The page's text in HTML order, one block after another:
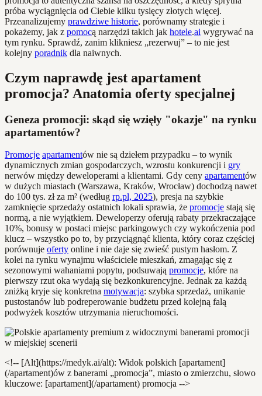
próba wyciągnięcia od Ciebie kilku tysięcy złotych więcej.
Przeanalizujemy prawdziwe historie, porównamy strategie i
pokażemy, jak z pomocą narzędzi takich jak hotele.ai wygrywać na
tym rynku. Sprawdź, zanim klikniesz „rezerwuj” – to nie jest
kolejny poradnik dla naiwnych.
Czym naprawdę jest apartament
promocja? Anatomia oferty specjalnej
Geneza promocji: skąd się wzięły "okazje" na rynku
apartamentów?
Promocje apartamentów nie są dziełem przypadku – to wynik
dynamicznych zmian gospodarczych, wzrostu konkurencji i gry
nerwów między deweloperami a klientami. Gdy ceny apartamentów
w dużych miastach (Warszawa, Kraków, Wrocław) dochodzą nawet
do 100 tys. zł za m² (według rp.pl, 2025), presja na szybkie
zamknięcie sprzedaży ostatnich lokali sprawia, że promocje stają się
normą, a nie wyjątkiem. Deweloperzy oferują rabaty przekraczające
10%, bonusy w postaci miejsc parkingowych czy wykończenia pod
klucz – wszystko po to, by przyciągnąć klienta, który coraz częściej
porównuje oferty online i nie daje się zwieść pustym hasłom. Z
kolei na rynku wynajmu właściciele mieszkań, zmagając się z
sezonowymi wahaniami popytu, podsuwają promocje, które na
pierwszy rzut oka wydają się bezkonkurencyjne. Jednak za każdą
zniżką kryje się konkretna motywacja: szybka sprzedaż, unikanie
pustostanów lub podreperowanie budżetu przed kolejną falą
podwyżek kosztów utrzymania nieruchomości.
<!-- [Alt](https://medyk.ai/alt): Widok polskich [apartament]
(/apartament)ów z banerami „promocja”, miasto o zmierzchu, słowo
kluczowe: [apartament](/apartament) promocja -->